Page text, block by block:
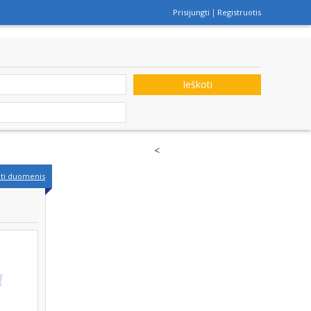
Prisijungti Registruotis
Ieškoti
duomenis
<